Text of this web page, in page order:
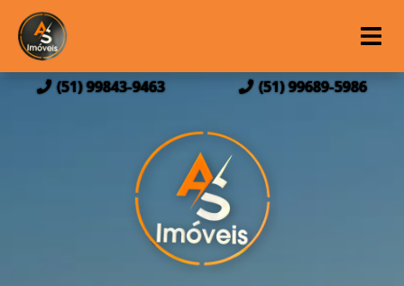
(51) 99843-9463 (51) 99689-5986